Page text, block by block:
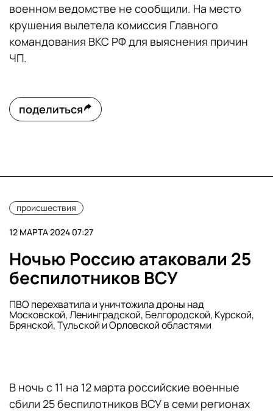
военном ведомстве не сообщили. На место
крушения вылетела комиссия Главного
командования ВКС РФ для выяснения причин
ЧП.
поделиться
происшествия
12 МАРТА 2024 07:27
Ночью Россию атаковали 25
беспилотников ВСУ
ПВО перехватила и уничтожила дроны над
Московской, Ленинградской, Белгородской, Курской,
Брянской, Тульской и Орловской областями
В ночь с 11 на 12 марта российские военные
сбили 25 беспилотников ВСУ в семи регионах